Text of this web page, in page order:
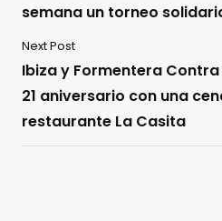
semana un torneo
Next Post
Ibiza y Formentera
21 aniversario con una
restaurante La Casita